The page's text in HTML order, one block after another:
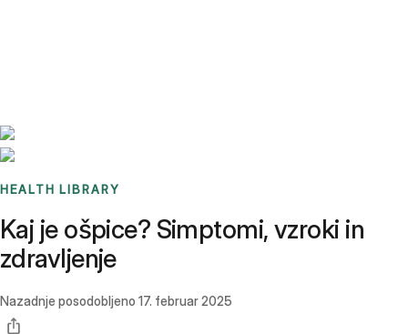
HEALTH LIBRARY
Kaj je ošpice? Simptomi, vzroki in
zdravljenje
Nazadnje posodobljeno 17. februar 2025